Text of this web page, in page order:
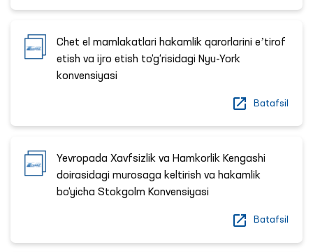
Chet el mamlakatlari hakamlik qarorlarini eʼtirof
etish va ijro etish to‘g‘risidagi Nyu-York
konvensiyasi
Batafsil
Yevropada Xavfsizlik va Hamkorlik Kengashi
doirasidagi murosaga keltirish va hakamlik
bo‘yicha Stokgolm Konvensiyasi
Batafsil